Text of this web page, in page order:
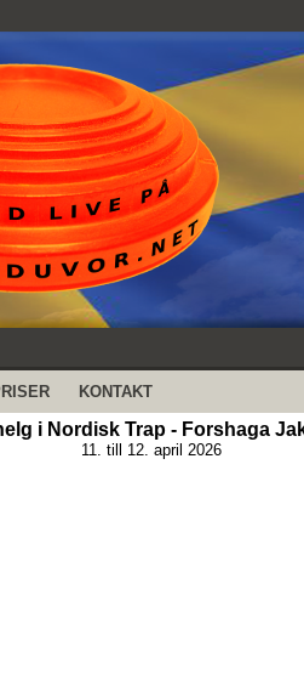
KONTAKT
i Nordisk Trap - Forshaga
11. till 12. april 2026